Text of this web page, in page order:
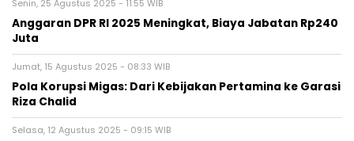
Senin, 25 Agustus 2025 - 11:55 WIB
Anggaran DPR RI 2025 Meningkat, Biaya Jabatan Rp240
Juta
Jumat, 15 Agustus 2025 - 08:33 WIB
Pola Korupsi Migas: Dari Kebijakan Pertamina ke Garasi
Riza Chalid
Selasa, 12 Agustus 2025 - 09:15 WIB